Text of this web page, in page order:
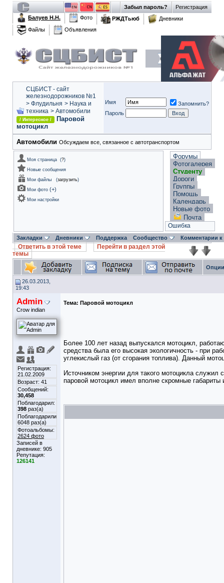
Регистрация
Забыл пароль?
Балуев Н.Н.
Фото РЖДТьюб
Дневники
Файлы
Объявления
СЦБИСТ - сайт
железнодорожников №1
> Флудильня > Наука и
техника > Автомобили
/ Интересное /
Паровой
мотоцикл
Имя
Запомнить?
Пароль
Автомобили Обсуждаем все, связанное с автотранспортом
Моя страница (?)
Новые сообщения
Мои файлы
(загрузить)
Мои фото (+)
Мои настройки
Форумы
Фотогалерея
Студенту
Дороги
Группы
Помощь
Календарь
Новые фото
Почта
Ошибка
Закладки Дневники Поддержка Сообщество Комментарии
Ответить в этой теме
Перейти в раздел этой
темы
26.03.2013,
19:43
Admin
Crow indian
Регистрация:
21.02.2009
Возраст: 41
Сообщений:
30,458
Поблагодарил:
398 раз(а)
Поблагодарили
6048 раз(а)
Фотоальбомы:
2624 фото
Записей в
дневнике: 905
Репутация:
126141
Тема: Паровой мотоцикл
Более 100 лет назад выпускался мотоцикл,
средства была его высокая экологичность - при
углекислый газ (от сгорания топлива). Данный
Источником энергии для такого мотоцикла
паровой мотоцикл имел вполне скромные